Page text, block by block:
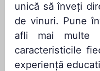
unică să înveți
de vinuri. Pune
afli mai multe
caracteristicile
experiență